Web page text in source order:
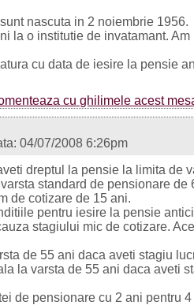
nascuta in 2 noiembrie 1956.
la o institutie de invatamant. Am
cu data de iesire la pensie
cu ghilimele acest
04/07/2008 6:26pm
dreptul la pensie la limita de
standard de pensionare de
de cotizare de 15 ani.
pentru iesire la pensie
stagiului mic de cotizare.
de 55 ani daca aveti stagiu
la varsta de 55 ani daca aveti
de pensionare cu 2 ani pentru